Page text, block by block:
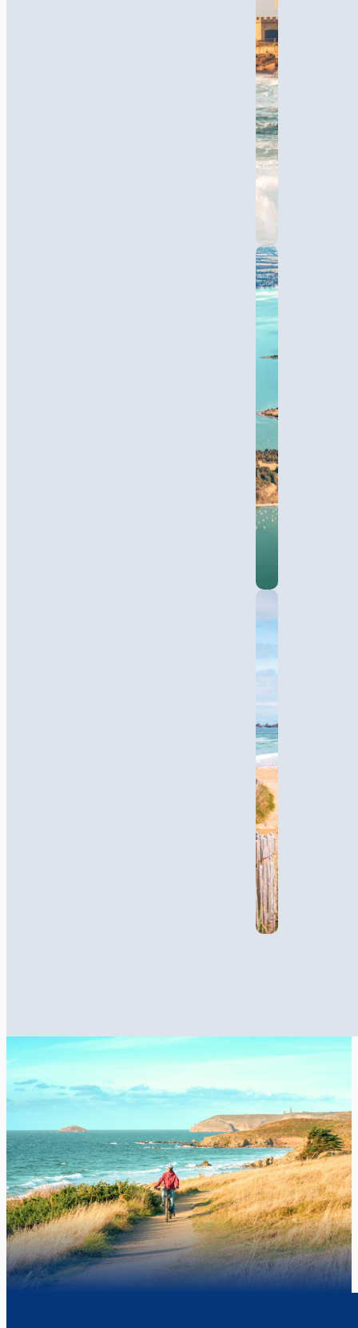
was niet altijd een
schiereiland. Met de tijd
en de massale
ontbossing tijdens de
Middeleeuwen verschoof
het zand geleidelijk naar
de baai, zodat Quiberon
in de XIᵉ eeuw een
schiereiland werd. Deze
badplaats zit vol met
plekken om te
ontdekken met vrienden
of familie.